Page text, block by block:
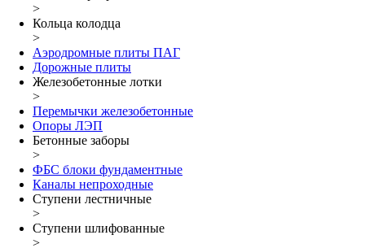
>
Кольца колодца
>
Аэродромные плиты ПАГ
Дорожные плиты
Железобетонные лотки
>
Перемычки железобетонные
Опоры ЛЭП
Бетонные заборы
>
ФБС блоки фундаментные
Каналы непроходные
Ступени лестничные
>
Ступени шлифованные
>